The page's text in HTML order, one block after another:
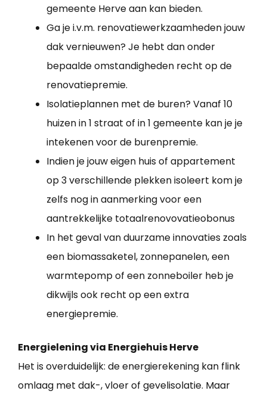
gemeente Herve aan kan bieden.
Ga je i.v.m. renovatiewerkzaamheden jouw
dak vernieuwen? Je hebt dan onder
bepaalde omstandigheden recht op de
renovatiepremie.
Isolatieplannen met de buren? Vanaf 10
huizen in 1 straat of in 1 gemeente kan je je
intekenen voor de burenpremie.
Indien je jouw eigen huis of appartement
op 3 verschillende plekken isoleert kom je
zelfs nog in aanmerking voor een
aantrekkelijke totaalrenovovatieobonus
In het geval van duurzame innovaties zoals
een biomassaketel, zonnepanelen, een
warmtepomp of een zonneboiler heb je
dikwijls ook recht op een extra
energiepremie.
Energielening via Energiehuis Herve
Het is overduidelijk: de energierekening kan flink
omlaag met dak-, vloer of gevelisolatie. Maar